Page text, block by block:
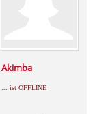
Akimba
... ist OFFLINE